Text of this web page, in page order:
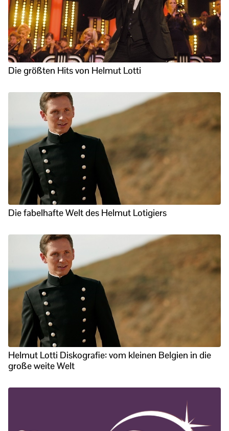
Die größten Hits von Helmut Lotti
Die fabelhafte Welt des Helmut Lotigiers
Helmut Lotti Diskografie: vom kleinen Belgien in die
große weite Welt